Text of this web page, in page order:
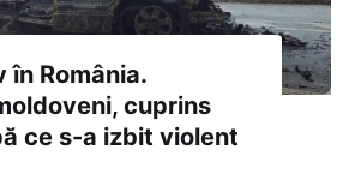
România.
cuprins
ce s-a izbit violent